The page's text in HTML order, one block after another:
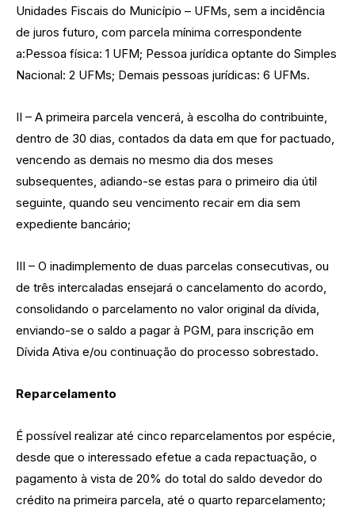
Unidades Fiscais do Município – UFMs, sem a incidência
de juros futuro, com parcela mínima correspondente
a:Pessoa física: 1 UFM; Pessoa jurídica optante do Simples
Nacional: 2 UFMs; Demais pessoas jurídicas: 6 UFMs.
II – A primeira parcela vencerá, à escolha do contribuinte,
dentro de 30 dias, contados da data em que for pactuado,
vencendo as demais no mesmo dia dos meses
subsequentes, adiando-se estas para o primeiro dia útil
seguinte, quando seu vencimento recair em dia sem
expediente bancário;
III – O inadimplemento de duas parcelas consecutivas, ou
de três intercaladas ensejará o cancelamento do acordo,
consolidando o parcelamento no valor original da dívida,
enviando-se o saldo a pagar à PGM, para inscrição em
Dívida Ativa e/ou continuação do processo sobrestado.
Reparcelamento
É possível realizar até cinco reparcelamentos por espécie,
desde que o interessado efetue a cada repactuação, o
pagamento à vista de 20% do total do saldo devedor do
crédito na primeira parcela, até o quarto reparcelamento;